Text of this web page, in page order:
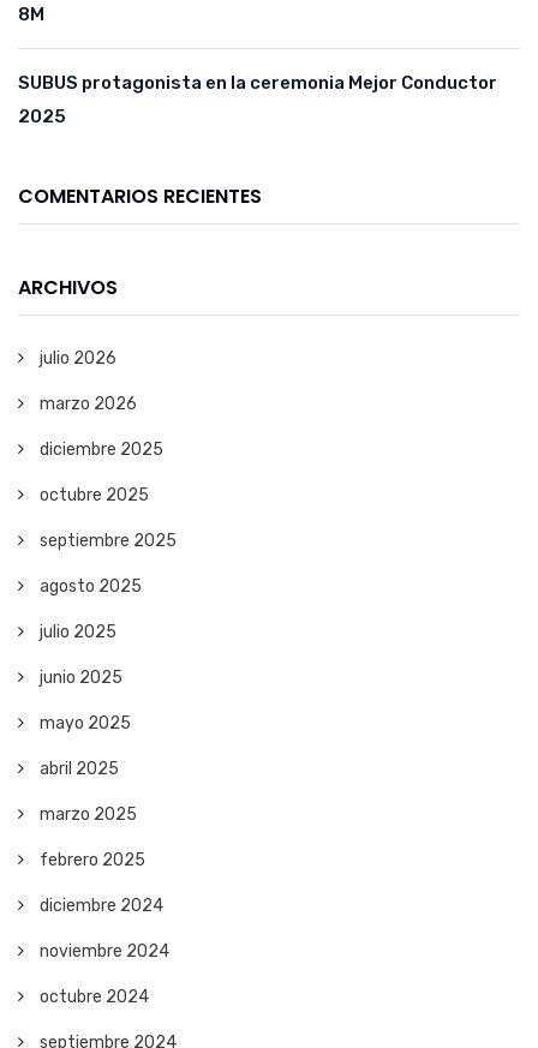
8M
SUBUS protagonista en la ceremonia Mejor Conductor
2025
COMENTARIOS RECIENTES
ARCHIVOS
julio 2026
marzo 2026
diciembre 2025
octubre 2025
septiembre 2025
agosto 2025
julio 2025
junio 2025
mayo 2025
abril 2025
marzo 2025
febrero 2025
diciembre 2024
noviembre 2024
octubre 2024
septiembre 2024